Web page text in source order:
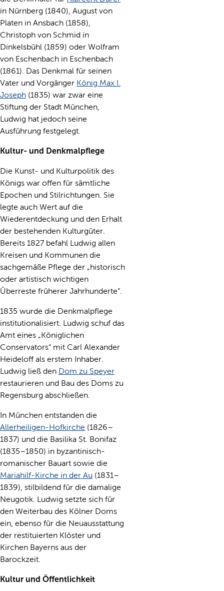
in Nürnberg (1840), August von
Platen in Ansbach (1858),
Christoph von Schmid in
Dinkelsbühl (1859) oder Wolfram
von Eschenbach in Eschenbach
(1861). Das Denkmal für seinen
Vater und Vorgänger König Max I.
Joseph (1835) war zwar eine
Stiftung der Stadt München,
Ludwig hat jedoch seine
Ausführung festgelegt.
Kultur- und Denkmalpflege
Die Kunst- und Kulturpolitik des
Königs war offen für sämtliche
Epochen und Stilrichtungen. Sie
legte auch Wert auf die
Wiederentdeckung und den Erhalt
der bestehenden Kulturgüter.
Bereits 1827 befahl Ludwig allen
Kreisen und Kommunen die
sachgemäße Pflege der „historisch
oder artistisch wichtigen
Überreste früherer Jahrhunderte“.
1835 wurde die Denkmalpflege
institutionalisiert. Ludwig schuf das
Amt eines „Königlichen
Conservators“ mit Carl Alexander
Heideloff als erstem Inhaber.
Ludwig ließ den Dom zu Speyer
restaurieren und Bau des Doms zu
Regensburg abschließen.
In München entstanden die
Allerheiligen-Hofkirche (1826–
1837) und die Basilika St. Bonifaz
(1835–1850) in byzantinisch-
romanischer Bauart sowie die
Mariahilf-Kirche in der Au (1831–
1839), stilbildend für die damalige
Neugotik. Ludwig setzte sich für
den Weiterbau des Kölner Doms
ein, ebenso für die Neuausstattung
der restituierten Klöster und
Kirchen Bayerns aus der
Barockzeit.
Kultur und Öffentlichkeit